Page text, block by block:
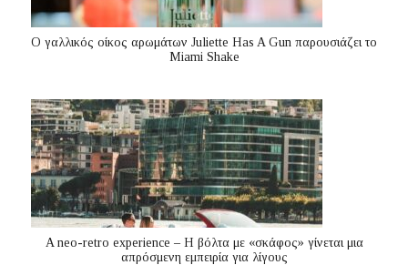
Ο γαλλικός οίκος αρωμάτων Juliette Has A Gun παρουσιάζει το
Miami Shake
A neo-retro experience – Η βόλτα με «σκάφος» γίνεται μια
απρόσμενη εμπειρία για λίγους